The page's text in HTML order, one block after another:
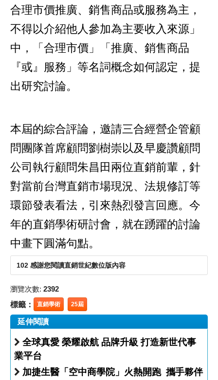
合理市價推廣、銷售商品或服務為主，
不得以介紹他人參加為主要收入來源」
中，「合理市價」「推廣、銷售商品
『或』服務」等名詞概念如何認定，提
出研究討論。
本屆的綜合評論，邀請三合經營企管顧
問團隊首席顧問劉樹崇以及早慶讚顧問
公司執行顧問朱昌田兩位直銷前輩，針
對當前台灣直銷市場現況、法規修訂等
環節發表看法，引來熱烈發言回應。今
年的直銷學術研討會，就在踴躍的討論
中畫下圓滿句點。
102 感謝您閱讀直銷世紀數位版內容
瀏覽次數: 2392
標籤： 直銷學術 25屆
延伸閱讀
全球真愛 榮耀啟航 品牌升級 打造新世代事
業平台
加捷生醫「空中商學院」火熱開跑 攜手夥伴